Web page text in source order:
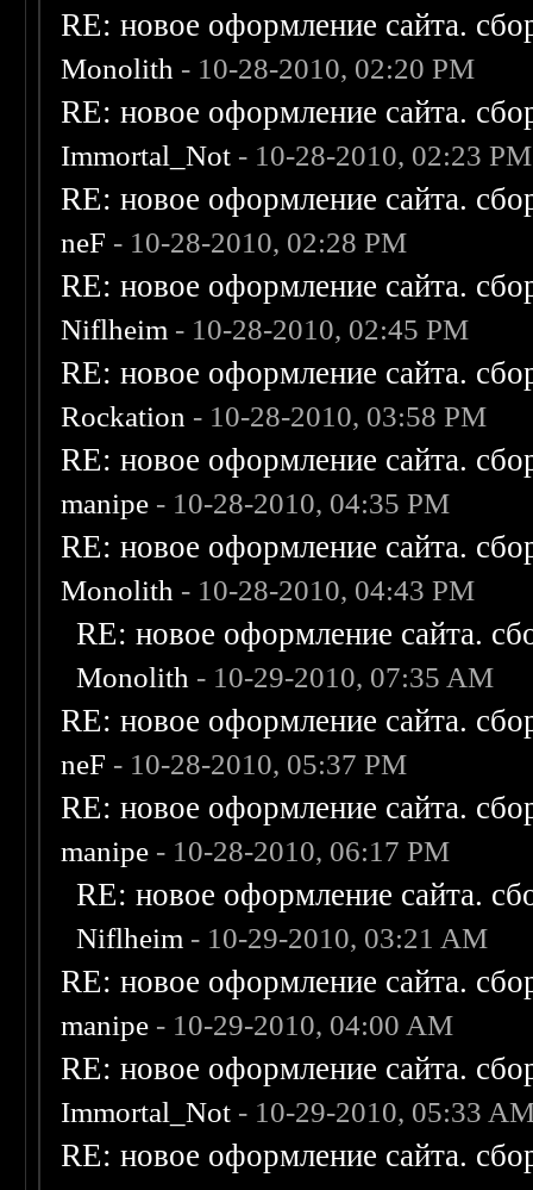
RE: новое оформление сайта.
Monolith - 10-28-2010, 02:20 PM
RE: новое оформление сайта.
Immortal_Not - 10-28-2010, 02:23 PM
RE: новое оформление сайта.
neF - 10-28-2010, 02:28 PM
RE: новое оформление сайта.
Niflheim - 10-28-2010, 02:45 PM
RE: новое оформление сайта.
Rockation - 10-28-2010, 03:58 PM
RE: новое оформление сайта.
manipe - 10-28-2010, 04:35 PM
RE: новое оформление сайта.
Monolith - 10-28-2010, 04:43 PM
RE: новое оформление сайта.
Monolith - 10-29-2010, 07:35 AM
RE: новое оформление сайта.
neF - 10-28-2010, 05:37 PM
RE: новое оформление сайта.
manipe - 10-28-2010, 06:17 PM
RE: новое оформление сайта.
Niflheim - 10-29-2010, 03:21 AM
RE: новое оформление сайта.
manipe - 10-29-2010, 04:00 AM
RE: новое оформление сайта.
Immortal_Not - 10-29-2010, 05:33
RE: новое оформление сайта.